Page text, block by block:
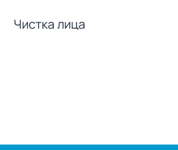
Чистка лица